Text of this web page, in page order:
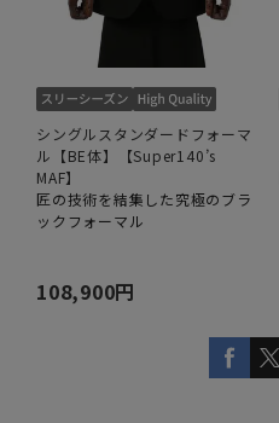
シングルスタンダードフォーマ
ル【BE体】【Super140’s
MAF】
匠の技術を結集した究極のブラ
ックフォーマル
108,900円